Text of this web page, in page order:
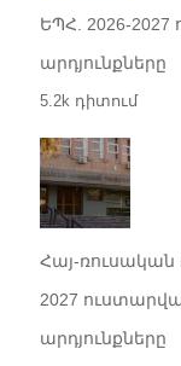
ԵՊՀ. 2026-2027
արդյունքները
5.2k դիտում
Հայ-ռուսական
2027 ուստարվա
արդյունքները